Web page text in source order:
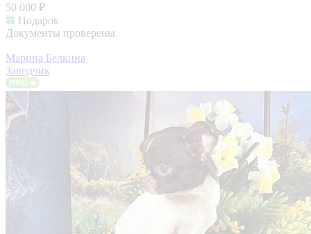
50 000 ₽
Подарок
Документы проверены
Марина Белкина
Заводчик